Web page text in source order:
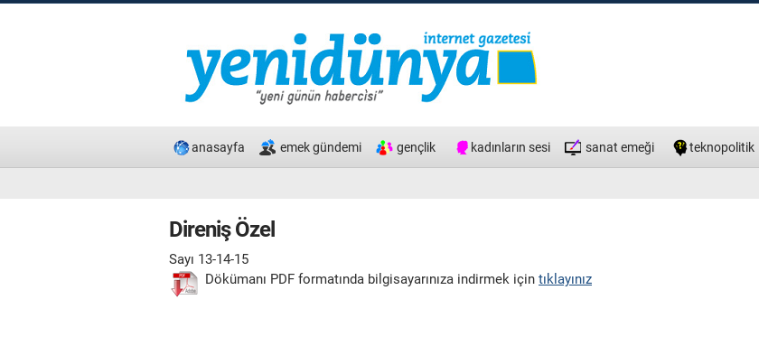
anasayfa emek gündemi gençlik kadınların sesi sanat emeği teknopolitik
Direniş Özel
Sayı 13-14-15
Dökümanı PDF formatında bilgisayarınıza indirmek için tıklayınız